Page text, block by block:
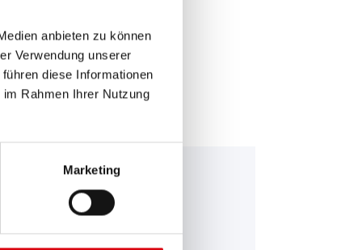
anbieten zu können
Verwendung unserer
diese Informationen
Rahmen Ihrer Nutzung
Marketing
Bull EFB
690 17